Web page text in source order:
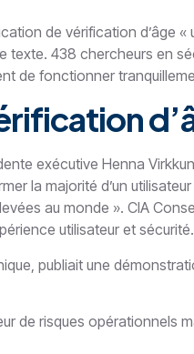
de vérification d’âge
texte. 438 chercheurs en
fonctionner
exécutive Henna
la majorité d’un
au monde ». CIA
utilisateur et sécurité.
publiait une
de risques opérationnels